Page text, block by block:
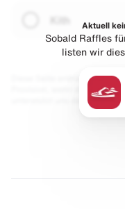
Diese Seite enthält Links zu
Provision, wenn du etwas
unterstützt uns damit.
Aktuell
Sobald Raffles
listen wir